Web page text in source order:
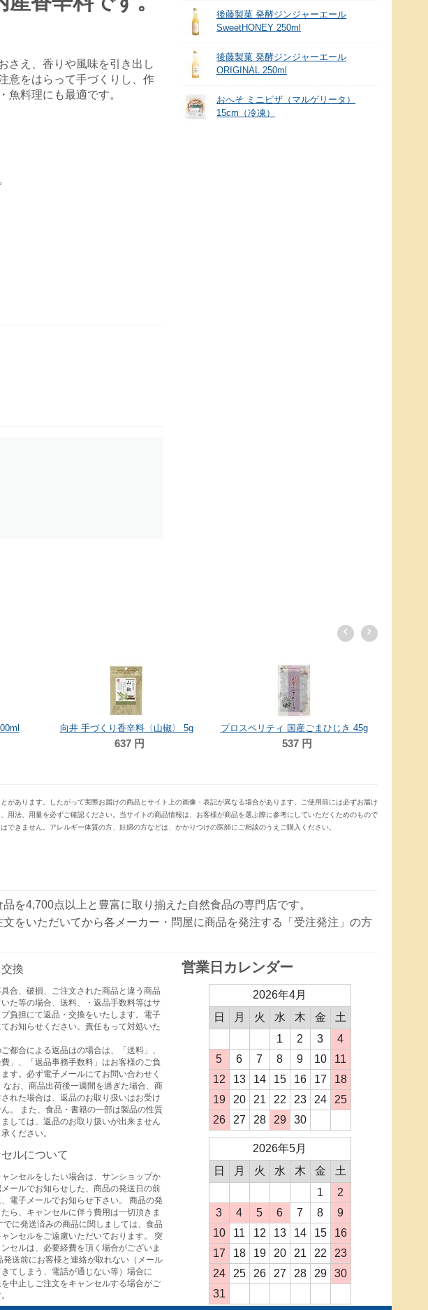
さえ、香りや風味を引き出し
意をはらって手づくりし、作
魚料理にも最適です。
後藤製菓 発酵ジンジャーエール
SweetHONEY 250ml
後藤製菓 発酵ジンジャーエール
ORIGINAL 250ml
おへそ ミニピザ（マルゲリータ）
15cm（冷凍）
向井 手づくり香辛料〈山椒〉 5g
637 円
プロスペリティ 国産ごまひじき 45g
537 円
あります。したがって実際お届けの商品とサイト上の画像・表記が異なる場合があります。ご使用前には必ずお届け
法、用量を必ずご確認ください。当サイトの商品情報は、お客様が商品を選ぶ際に参考にしていただくためのもので
きません。アレルギー体質の方、妊婦の方などは、かかりつけの医師にご相談のうえご購入ください。
を4,700点以上と豊富に取り揃えた自然食品の専門店です。
をいただいてから各メーカー・問屋に商品を発注する「受注発注」の方
換
合、破損、ご注文された商品と違う商品
た等の場合、送料、・返品手数料等はサ
負担にて返品・交換をいたします。電子
てお知らせください。責任もって対処いた
都合による返品はの場合は、「送料」、
費」、「返品事務手数料」はお客様のご負
す。必ず電子メールにてお問い合わせく
なお、商品出荷後一週間を過ぎた場合、商
れた場合は、返品のお取り扱いはお受け
。 また、食品・書籍の一部は製品の性質
しては、返品のお取り扱いが出来ません
ください。
ルについて
ンセルをしたい場合は、サンショップか
メールでお知らせした、商品の発送日の前
、電子メールでお知らせ下さい。 商品の発
ら、キャンセルに伴う費用は一切頂きま
でに発送済みの商品に関しましては、食品
ンセルをご遠慮いただいております。 突
セルは、必要経費を頂く場合がございま
発送前にお客様と連絡が取れない（メール
てしまう、電話が通じない等）場合に
中止しご注文をキャンセルする場合がご
営業日カレンダー
2026年4月
日
月 火 水 木 金
土
1
2 3
4
5
6 7 8 9 10
11
12
13 14 15 16 17
18
19
20 21 22 23 24
25
26
27 28 29 30
2026年5月
日
月 火 水 木 金
土
1
2
3
4 5 6 7 8
9
10
11 12 13 14 15
16
17
18 19 20 21 22
23
24
25 26 27 28 29
30
31